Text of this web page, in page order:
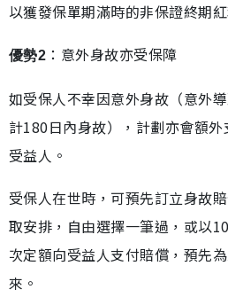
以獲發保單期滿時的非保證終期紅
優勢2 ：意外身故亦受保障
如受保人不幸因意外身故（意外
計180日內身故），計劃亦會額
受益人。
受保人在世時，可預先訂立身故
取安排，自由選擇一筆過，或以
次定額向受益人支付賠償，預先
來。